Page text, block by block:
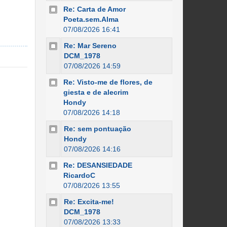
Re: Carta de Amor
Poeta.sem.Alma
07/08/2026 16:41
Re: Mar Sereno
DCM_1978
07/08/2026 14:59
Re: Visto-me de flores, de
giesta e de alecrim
Hondy
07/08/2026 14:18
Re: sem pontuação
Hondy
07/08/2026 14:16
Re: DESANSIEDADE
RicardoC
07/08/2026 13:55
Re: Excita-me!
DCM_1978
07/08/2026 13:33